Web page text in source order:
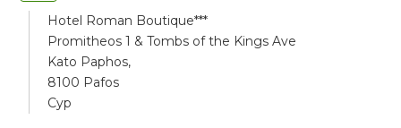
Hotel Roman Boutique***
Promitheos 1 & Tombs of the Kings Ave
Kato Paphos,
8100 Pafos
Cyp